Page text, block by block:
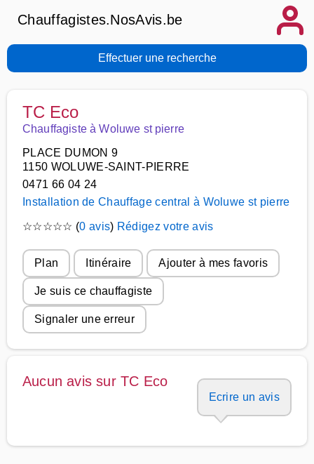
Chauffagistes.NosAvis.be
Effectuer une recherche
TC Eco
Chauffagiste à Woluwe st pierre
PLACE DUMON 9
1150 WOLUWE-SAINT-PIERRE
0471 66 04 24
Installation de Chauffage central à Woluwe st pierre
☆☆☆☆☆ (0 avis) Rédigez votre avis
Plan Itinéraire Ajouter à mes favoris
Je suis ce chauffagiste
Signaler une erreur
Aucun avis sur TC Eco
Ecrire un avis